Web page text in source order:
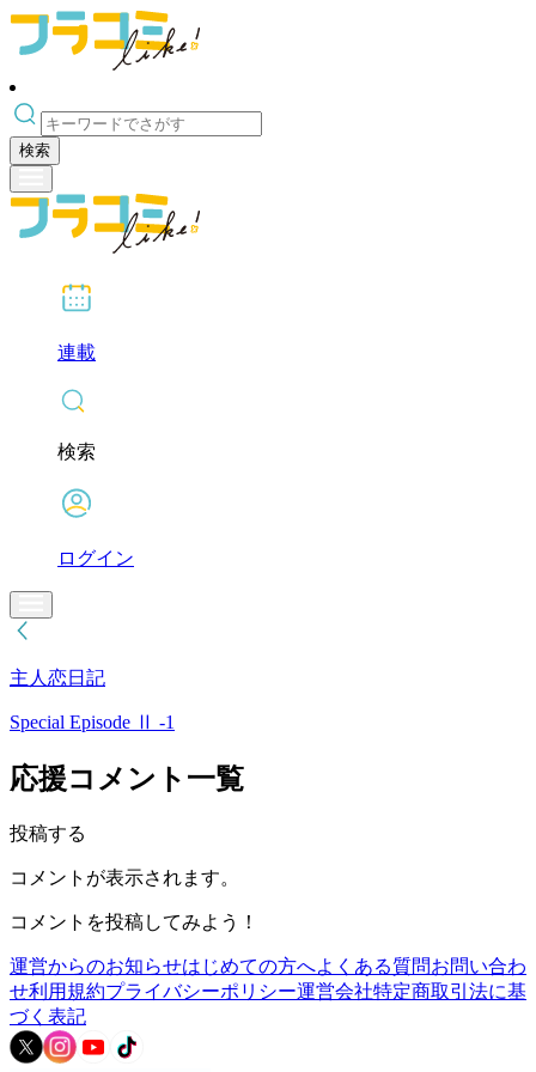
検索
連載
検索
ログイン
主人恋日記
Special Episode Ⅱ -1
応援コメント一覧
投稿する
コメントが表示されます。
コメントを投稿してみよう！
運営からのお知らせはじめての方へよくある質問お問い合わ
せ利用規約プライバシーポリシー運営会社特定商取引法に基
づく表記